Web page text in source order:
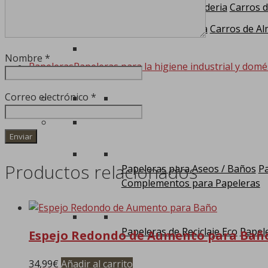
Carros para Lavanderia Carros
Carros de Limpieza Carros de
PapelerasPapeleras para la higiene industrial y
Papeleras para Aseos / Baños
Complementos para Papeleras
Papeleras de Reciclaje Eco
Nombre *
Correo electrónico *
Productos relacionados
Espejo Redondo de Aumento para
34,99€ Añadir al carrito